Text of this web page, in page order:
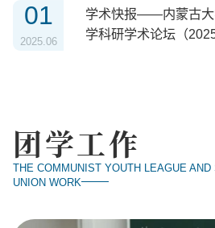
01
2025.06
学术快报——内蒙古大
学科研学术论坛（
团学工作
THE COMMUNIST YOUTH LEAGUE AND
UNION WORK